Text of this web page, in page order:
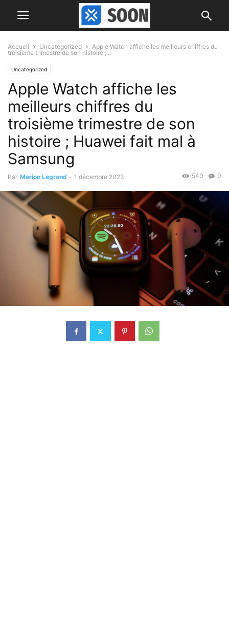
Accueil Uncategorized
Apple Watch affiche les meilleurs chiffres du
troisième trimestre de son histoire ;...
Uncategorized
Apple Watch affiche les
meilleurs chiffres du
troisième trimestre de son
histoire ; Huawei fait mal à
Samsung
Par Marion Legrand - 1 décembre 2023 0
540